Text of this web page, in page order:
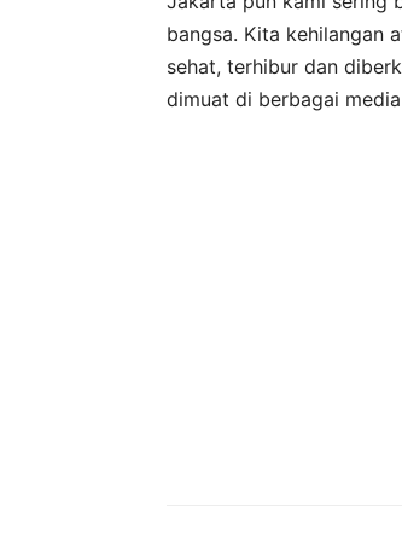
bangsa. Kita kehilangan
sehat, terhibur dan
dimuat di berbagai